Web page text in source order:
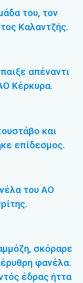
του, τον
Καλαντζής.
απέναντι
Κέρκυρα.
και
επίδεσμος.
του ΑΟ
σκόραρε
φανέλα.
έδρας ήττα